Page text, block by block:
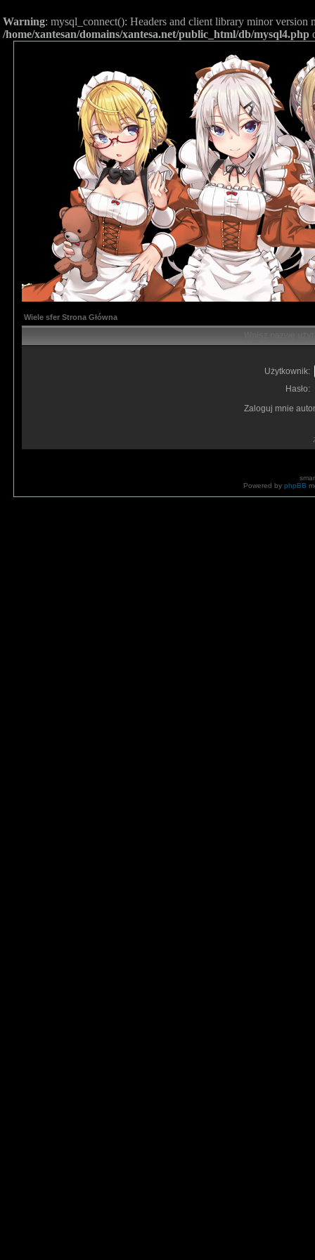
Warning: mysql_connect(): Headers and client library minor
/home/xantesan/domains/xantesa.net/public_html/db/mysql4.php
Wiele sfer Strona Główna
Użytkownik:
Hasło:
Zaloguj mnie
Powered by phpBB